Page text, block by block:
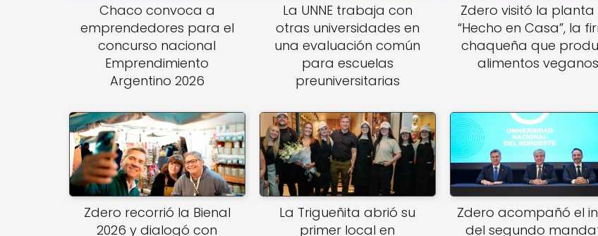
Chaco convoca a
emprendedores para el
concurso nacional
Emprendimiento
Argentino 2026
La UNNE trabaja con
otras universidades en
una evaluación común
para escuelas
preuniversitarias
Zdero visitó la planta
“Hecho en Casa”, la
chaqueña que
alimentos veganos
Zdero recorrió la Bienal
2026 y dialogó con
La Trigueñita abrió su
primer local en
Zdero acompañó el
del segundo